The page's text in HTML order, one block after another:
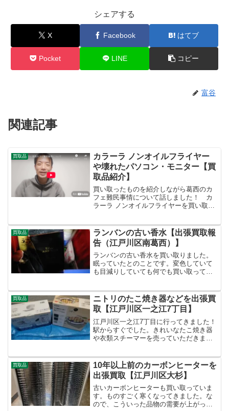
シェアする
X Facebook はてブ
Pocket LINE コピー
富谷
関連記事
買取品
カラーラ ノンオイルフライヤー
や壊れたパソコン・モニター【買
取品紹介】
買い取ったものを紹介しながら葛西のカ
フェ難民事情について話しました！ カ
ラーラ ノンオイルフライヤーを買い取っ
ね。結局は使わなかったとのことでし
た。これ、油を使わずに唐揚...
買取品
ランバンの古い香水【出張買取報
告（江戸川区南葛西）】
ランバンの古い香水を買い取りました。
眠っていたとのことです。変色していて
も目減りしていても何でも買い取ってい
ていただきました。いろんなものが出て
きて楽しかったです！
買取品
ニトリのたこ焼き器などを出張買
取【江戸川区一之江7丁目】
江戸川区一之江7丁目に行ってきました！
駅からすぐでした。きれいなたこ焼き器
や衣類スチーマーを売っていただきまし
ハイボール飲みながら食べたい！！
買取品
10年以上前のカーボンヒーターを
出張買取【江戸川区大杉】
古いカーボンヒーターも買い取っていま
す。ものすごく寒くなってきました。な
ので、こういった品物の需要が上がって